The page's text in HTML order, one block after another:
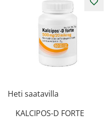
Heti saatavilla
KALCIPOS-D FORTE